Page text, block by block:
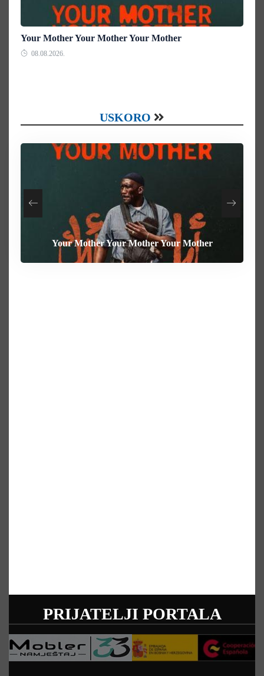
Your Mother Your Mother Your Mother
08.08.2026.
USKORO
The Weight
Your Mother Your Mother Your Mother
Heart of the Beast
Behemoth
PRIJATELJI PORTALA